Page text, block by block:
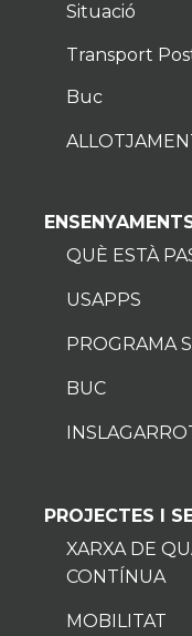
Situació
Transport
Buc
QUÈ ESTÀ
USAPPS
PROGRAMA
BUC
PROJECTES I
XARXA DE
CONTÍNUA
MOBILITAT